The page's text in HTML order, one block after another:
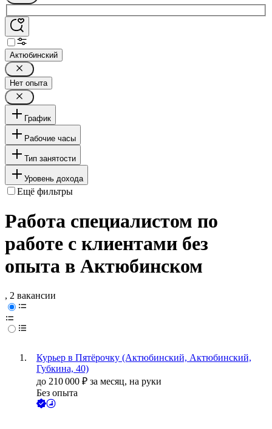
Актюбинский
Нет опыта
График
Рабочие часы
Тип занятости
Уровень дохода
Ещё фильтры
Работа специалистом по
работе с клиентами без
опыта в Актюбинском
, 2 вакансии
Курьер в Пятёрочку (Актюбинский, Актюбинский,
Губкина, 40)
до 210 000 ₽ за месяц, на руки
Без опыта